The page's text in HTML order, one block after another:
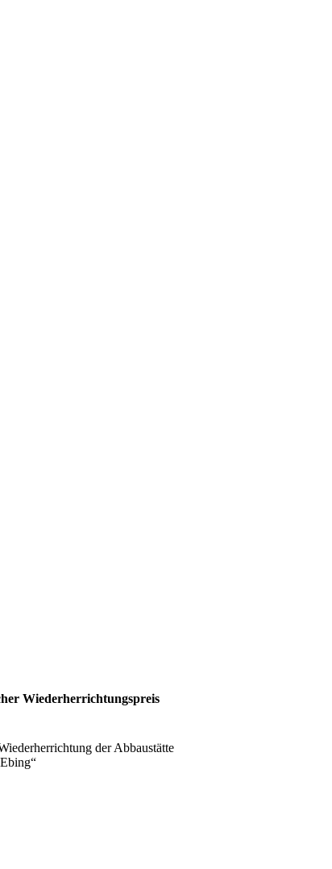
Wieder­herrichtungs­preis
der Abbaustätte